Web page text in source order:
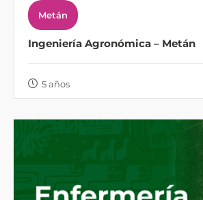
Metán
Ingeniería Agronómica – Metán
5 años